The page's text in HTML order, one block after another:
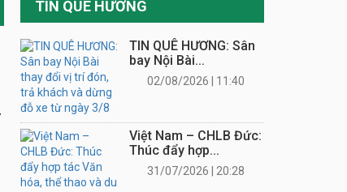
QUA...
05/08/2026 | 13:23